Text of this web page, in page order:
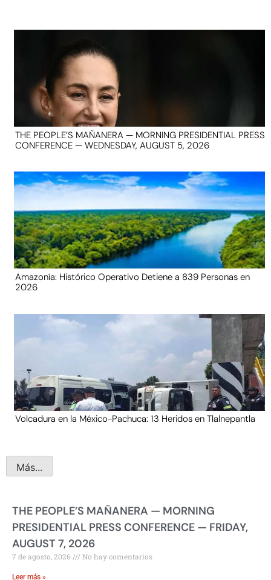
THE PEOPLE’S MAÑANERA — MORNING PRESIDENTIAL PRESS
CONFERENCE — WEDNESDAY, AUGUST 5, 2026
Amazonía: Histórico Operativo Detiene a 839 Personas en
2026
Volcadura en la México-Pachuca: 13 Heridos en Tlalnepantla
Más...
THE PEOPLE’S MAÑANERA — MORNING
PRESIDENTIAL PRESS CONFERENCE — FRIDAY,
AUGUST 7, 2026
7 de agosto, 2026 No hay comentarios
Leer más »